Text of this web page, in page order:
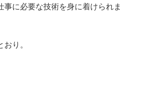
事に必要な技術を身に着けられま
り。